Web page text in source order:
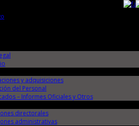
y adquisiciones
del Personal
– Informes Oficiales y Otros
directorales
administrativas